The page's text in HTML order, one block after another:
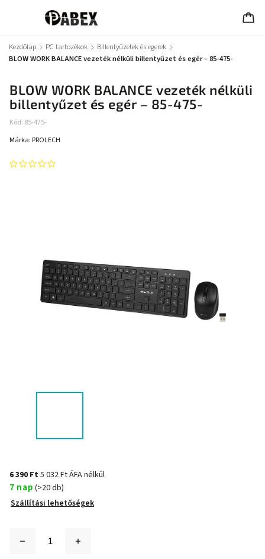
Kezdőlap / PC tartozékok / Billentyűzetek és egerek /
BLOW WORK BALANCE vezeték nélküli billentyűzet és egér – 85-475-
BLOW WORK BALANCE vezeték nélküli
billentyűzet és egér – 85-475-
Kód: 85-475-
Márka: PROLECH
6 390 Ft5 032 Ft ÁFA nélkül
7 nap (>20 db)
Szállítási lehetőségek